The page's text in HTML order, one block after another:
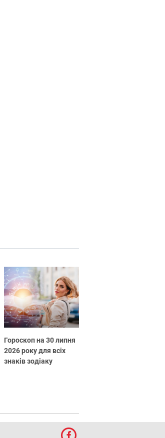
Гороскоп на 30 липня
2026 року для всіх
знаків зодіаку